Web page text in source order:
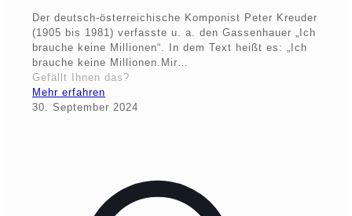
Der deutsch-österreichische Komponist Peter Kreuder
(1905 bis 1981) verfasste u. a. den Gassenhauer „Ich
brauche keine Millionen“. In dem Text heißt es: „Ich
brauche keine Millionen.Mir…
Gefällt Ihnen das?
Mehr erfahren
30. September 2024